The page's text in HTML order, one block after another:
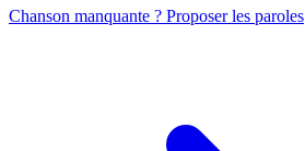
Chanson manquante ? Proposer les paroles